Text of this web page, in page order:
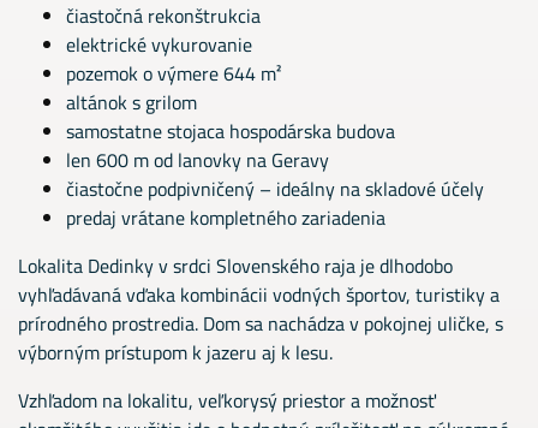
čiastočná rekonštrukcia
elektrické vykurovanie
pozemok o výmere 644 m²
altánok s grilom
samostatne stojaca hospodárska budova
len 600 m od lanovky na Geravy
čiastočne podpivničený – ideálny na skladové účely
predaj vrátane kompletného zariadenia
Lokalita Dedinky v srdci Slovenského raja je dlhodobo
vyhľadávaná vďaka kombinácii vodných športov, turistiky a
prírodného prostredia. Dom sa nachádza v pokojnej uličke, s
výborným prístupom k jazeru aj k lesu.
Vzhľadom na lokalitu, veľkorysý priestor a možnosť